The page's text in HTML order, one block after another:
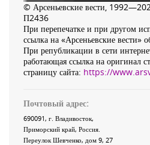
© Арсеньевские вести,
П2436
При перепечатке и при другом
ссылка на «Арсеньевские вести»
При републикации в сети
работающая ссылка на оригинал
страницу сайта: https://
Почтовый адрес:
690091, г. Владивосток,
Приморский край, Россия
Переулок Шевченко, дом 9, 27